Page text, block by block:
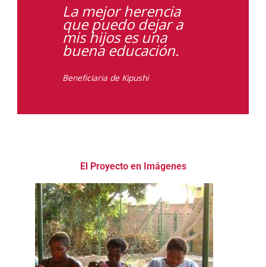
La mejor herencia
que puedo dejar a
mis hijos es una
buena educación.
Beneficiaria de Kipushi
El Proyecto en Imágenes